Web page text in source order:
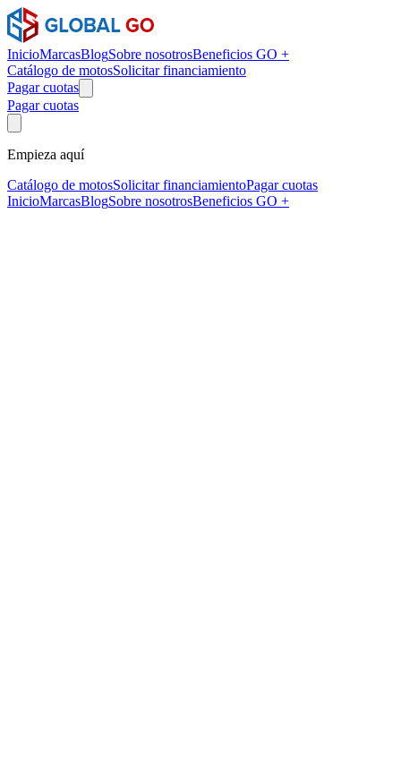
InicioMarcasBlogSobre nosotrosBeneficios GO +
Catálogo de motosSolicitar financiamiento
Pagar cuotas
Pagar cuotas
Empieza aquí
Catálogo de motosSolicitar financiamientoPagar cuotas
InicioMarcasBlogSobre nosotrosBeneficios GO +